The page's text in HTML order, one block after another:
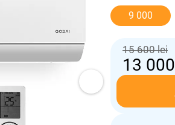
9 000
15 600 lei
13 000